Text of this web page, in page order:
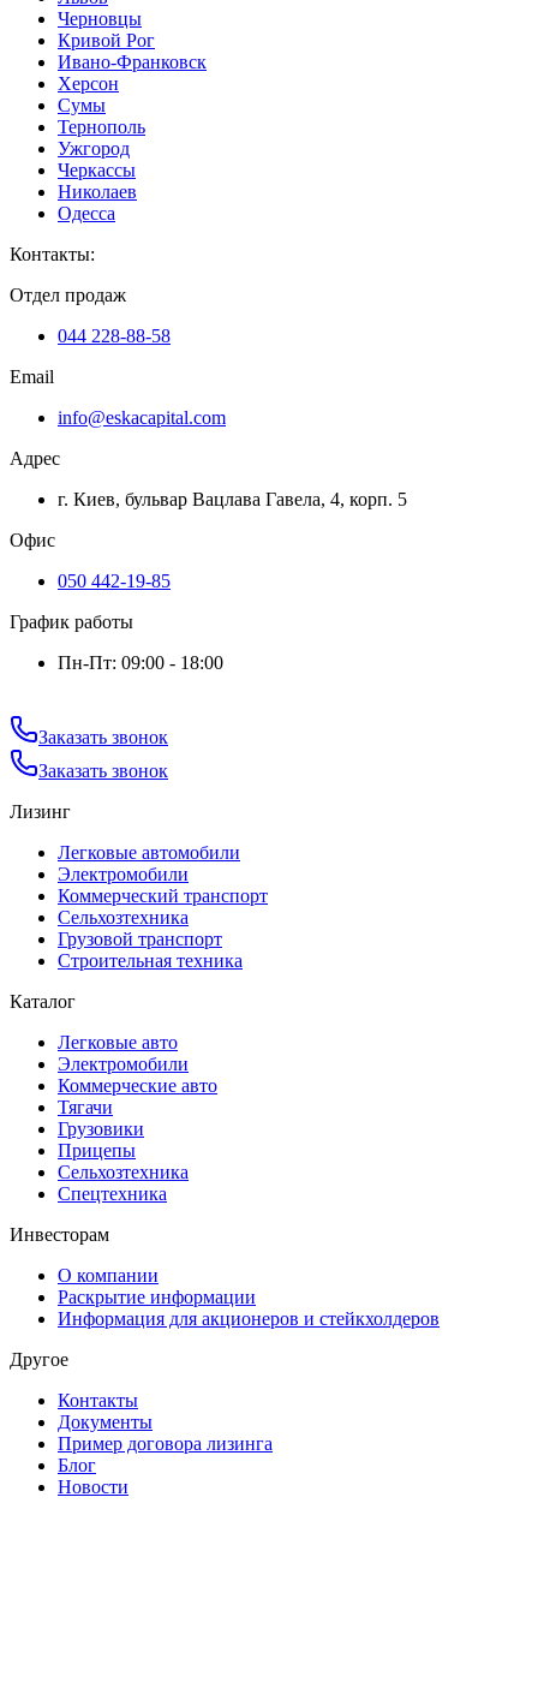
Черновцы
Кривой Рог
Ивано-Франковск
Херсон
Сумы
Тернополь
Ужгород
Черкассы
Николаев
Одесса
Контакты:
Отдел продаж
044 228-88-58
Email
info@eskacapital.com
Адрес
г. Киев, бульвар Вацлава Гавела, 4, корп. 5
Офис
050 442-19-85
График работы
Пн-Пт: 09:00 - 18:00
Заказать звонок
Заказать звонок
Лизинг
Легковые автомобили
Электромобили
Коммерческий транспорт
Сельхозтехника
Грузовой транспорт
Строительная техника
Каталог
Легковые авто
Электромобили
Коммерческие авто
Тягачи
Грузовики
Прицепы
Сельхозтехника
Спецтехника
Инвесторам
О компании
Раскрытие информации
Информация для акционеров и стейкхолдеров
Другое
Контакты
Документы
Пример договора лизинга
Блог
Новости